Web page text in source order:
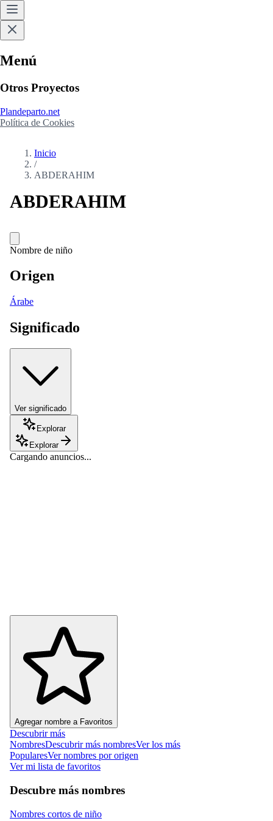
Menú
Otros Proyectos
Plandeparto.net
Política de Cookies
Inicio
/
ABDERAHIM
ABDERAHIM
Nombre de niño
Origen
Árabe
Significado
Ver significado
Explorar
Explorar
Cargando anuncios...
Agregar nombre a Favoritos
Descubrir más
NombresDescubrir más nombresVer los más
PopularesVer nombres por origen
Ver mi lista de favoritos
Descubre más nombres
Nombres cortos de niño